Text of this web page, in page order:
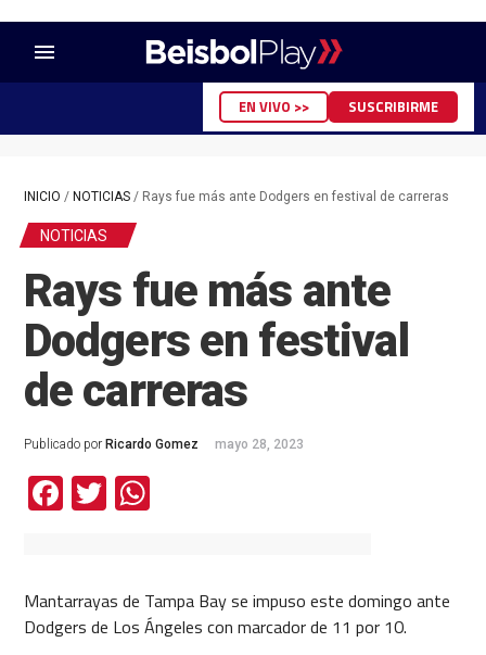
menu
EN VIVO >> SUSCRIBIRME
INICIO / NOTICIAS/ Rays fue más ante Dodgers en festival de carreras
NOTICIAS
Rays fue más ante
Dodgers en festival
de carreras
Publicado por Ricardo Gomez mayo 28, 2023
Facebook
TwitterWhatsApp
Mantarrayas de Tampa Bay se impuso este domingo ante
Dodgers de Los Ángeles con marcador de 11 por 10.